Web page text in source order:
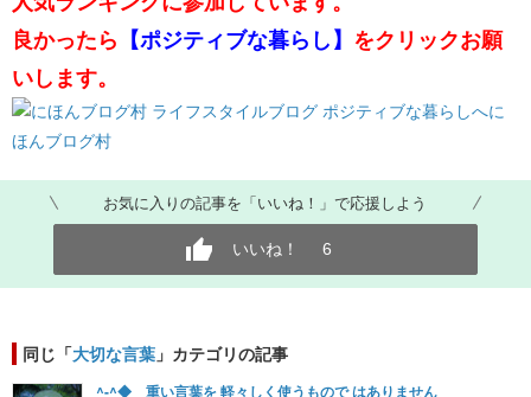
良かったら 【ポジティブな暮らし】 をクリックお願
いします。
に
ほんブログ村
お気に入りの記事を「いいね！」で応援しよう
いいね！ 6
同じ「大切な言葉 」カテゴリの記事
^-^◆ 重い言葉を 軽々しく使うもので はありません